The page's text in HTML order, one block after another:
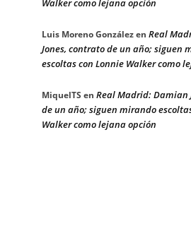
Walker como lejana opción
Luis Moreno Gonzálezen Real
Jones, contrato de un año; siguen
escoltas con Lonnie Walker como
MiquelTS en Real Madrid: Damian
de un año; siguen mirando
Walker como lejana opción